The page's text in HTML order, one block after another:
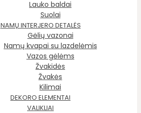
Lauko baldai
Suolai
NAMŲ INTERJERO DETALĖS
Gėlių vazonai
Namų kvapai su lazdelėmis
Vazos gėlėms
Žvakidės
Žvakės
Kilimai
DEKORO ELEMENTAI
VALIKLIAI